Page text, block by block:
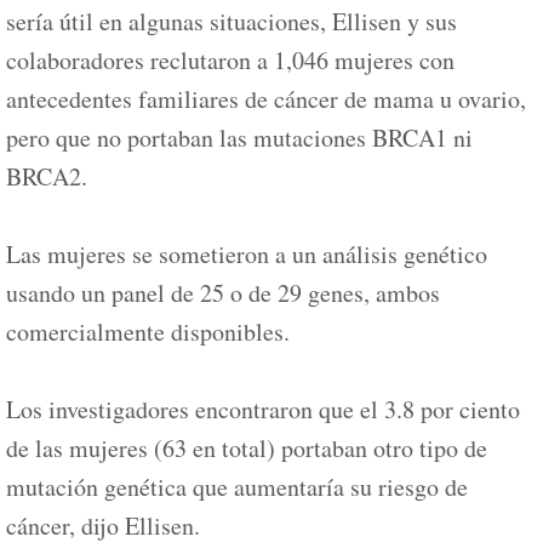
sería útil en algunas situaciones, Ellisen y sus
colaboradores reclutaron a 1,046 mujeres con
antecedentes familiares de cáncer de mama u ovario,
pero que no portaban las mutaciones BRCA1 ni
BRCA2.
Las mujeres se sometieron a un análisis genético
usando un panel de 25 o de 29 genes, ambos
comercialmente disponibles.
Los investigadores encontraron que el 3.8 por ciento
de las mujeres (63 en total) portaban otro tipo de
mutación genética que aumentaría su riesgo de
cáncer, dijo Ellisen.